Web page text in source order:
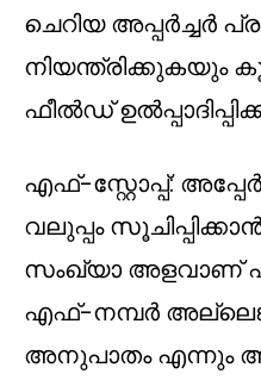
ചെറിയ അപ്പർച്ചർ
ഫീൽഡ്
എഫ്-സ്റ്റോപ്പ്:
വലുപ്പം
സംഖ്യാ അളവാണ്
എഫ്-നമ്പർ
അനുപാതം എന്നും